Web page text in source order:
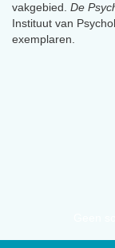
vakgebied. De
Instituut van
exemplaren.